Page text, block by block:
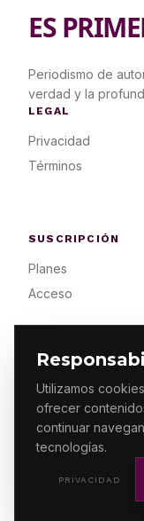
Utilizamos
ofrecer
continuar
tecnologías.
PRIVACIDAD
ES
Periodismo de
verdad y la
LEGAL
Privacidad
Términos
SUSCRIPCIÓN
Planes
Acceso
© 2026 ES
RESERVADOS /